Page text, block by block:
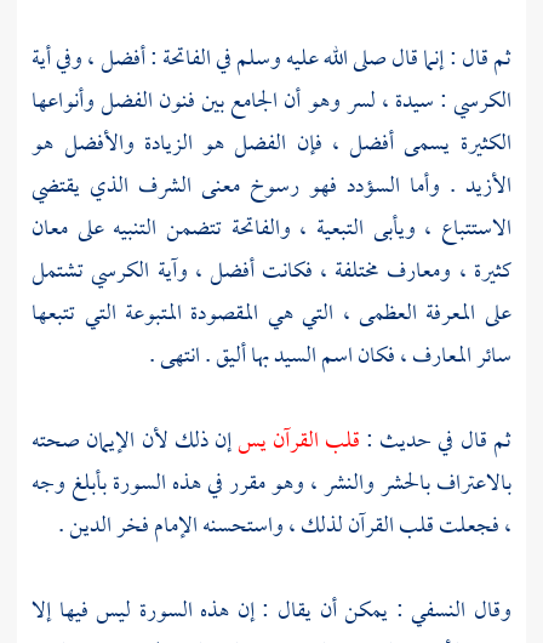
ثم قال : إنما قال صلى الله عليه وسلم في الفاتحة : أفضل ، وفي أية
الكرسي : سيدة ، لسر وهو أن الجامع بين فنون الفضل وأنواعها
الكثيرة يسمى أفضل ، فإن الفضل هو الزيادة والأفضل هو
الأزيد . وأما السؤدد فهو رسوخ معنى الشرف الذي يقتضي
الاستتباع ، ويأبى التبعية ، والفاتحة تتضمن التنبيه على معان
كثيرة ، ومعارف مختلفة ، فكانت أفضل ، وآية الكرسي تشتمل
على المعرفة العظمى ، التي هي المقصودة المتبوعة التي تتبعها
سائر المعارف ، فكان اسم السيد بها أليق . انتهى .
ثم قال في حديث :قلب القرآن يسإن ذلك لأن الإيمان صحته
بالاعتراف بالحشر والنشر ، وهو مقرر في هذه السورة بأبلغ وجه
، فجعلت قلب القرآن لذلك ، واستحسنهالإمام فخر الدين.
وقال النسفي : يمكن أن يقال : إن هذه السورة ليس فيها إلا